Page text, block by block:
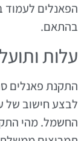
הפאנלים לעמוד
בהתאם.
עלות
התקנת פאנלים
לבצע חישוב של
החשמל. מהי